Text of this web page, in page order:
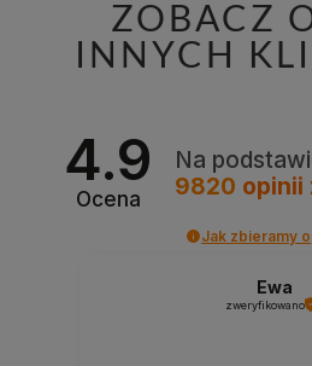
ZOBACZ
INNYCH
4.9
Ocena
Na
9820 opinii
Jak zbieramy
Ewa
zweryfikowano